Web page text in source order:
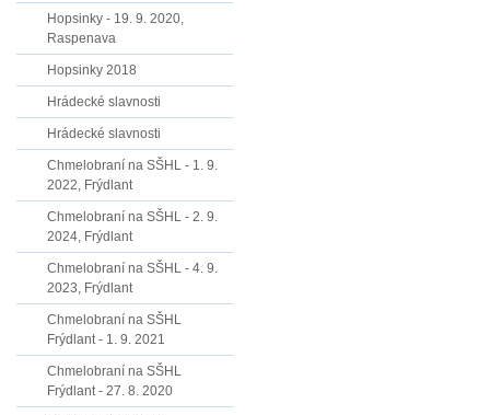
Hopsinky - 19. 9. 2020,
Raspenava
Hopsinky 2018
Hrádecké slavnosti
Hrádecké slavnosti
Chmelobraní na SŠHL - 1. 9.
2022, Frýdlant
Chmelobraní na SŠHL - 2. 9.
2024, Frýdlant
Chmelobraní na SŠHL - 4. 9.
2023, Frýdlant
Chmelobraní na SŠHL
Frýdlant - 1. 9. 2021
Chmelobraní na SŠHL
Frýdlant - 27. 8. 2020